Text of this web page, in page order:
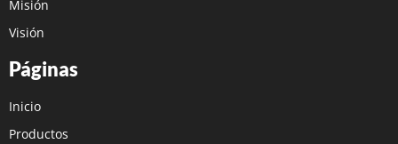
Misión
Visión
Páginas
Inicio
Productos